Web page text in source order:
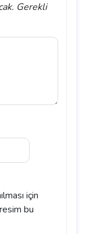
Gerekli
için
bu